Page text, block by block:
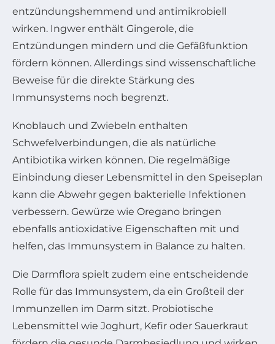
entzündungshemmend und antimikrobiell
wirken. Ingwer enthält Gingerole, die
Entzündungen mindern und die Gefäßfunktion
fördern können. Allerdings sind wissenschaftliche
Beweise für die direkte Stärkung des
Immunsystems noch begrenzt.
Knoblauch und Zwiebeln enthalten
Schwefelverbindungen, die als natürliche
Antibiotika wirken können. Die regelmäßige
Einbindung dieser Lebensmittel in den Speiseplan
kann die Abwehr gegen bakterielle Infektionen
verbessern. Gewürze wie Oregano bringen
ebenfalls antioxidative Eigenschaften mit und
helfen, das Immunsystem in Balance zu halten.
Die Darmflora spielt zudem eine entscheidende
Rolle für das Immunsystem, da ein Großteil der
Immunzellen im Darm sitzt. Probiotische
Lebensmittel wie Joghurt, Kefir oder Sauerkraut